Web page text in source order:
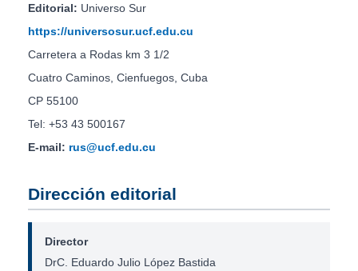
Editorial: Universo Sur
https://universosur.ucf.edu.cu
Carretera a Rodas km 3 1/2
Cuatro Caminos, Cienfuegos, Cuba
CP 55100
Tel: +53 43 500167
E-mail: rus@ucf.edu.cu
Dirección editorial
Director
DrC. Eduardo Julio López Bastida